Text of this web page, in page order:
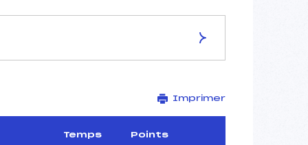
PAQUIER
3 km
Imprimer
Temps Points